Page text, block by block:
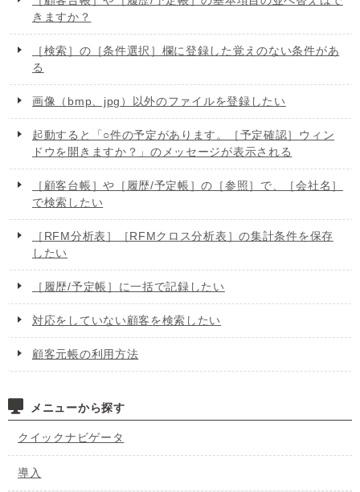
きますか？
［検索］の［条件選択］欄に登録した覚えのない条件があ
る
画像（bmp、jpg）以外のファイルを登録したい
起動すると「○件の予定があります。［予定確認］ウィン
ドウを開きますか？」のメッセージが表示される
［顧客台帳］や［履歴/予定帳］の［参照］で、［会社名］
で検索したい
［RFM分析表］［RFMクロス分析表］の集計条件を保存
したい
［履歴/予定帳］に一括で記録したい
対応をしていない顧客を検索したい
顧客元帳の利用方法
メニューから探す
クイックナビゲータ
導入